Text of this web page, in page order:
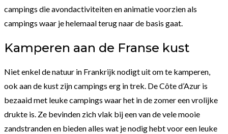
campings die avondactiviteiten en animatie voorzien als
campings waar je helemaal terug naar de basis gaat.
Kamperen aan de Franse kust
Niet enkel de natuur in Frankrijk nodigt uit om te kamperen,
ook aan de kust zijn campings erg in trek. De Côte d’Azur is
bezaaid met leuke campings waar het in de zomer een vrolijke
drukte is. Ze bevinden zich vlak bij een van de vele mooie
zandstranden en bieden alles wat je nodig hebt voor een leuke